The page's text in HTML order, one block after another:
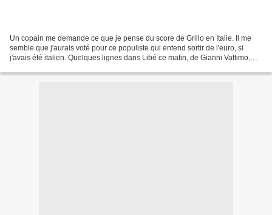
Un copain me demande ce que je pense du score de Grillo en Italie. Il me
semble que j'aurais voté pour ce populiste qui entend sortir de l'euro, si
j'avais été italien. Quelques lignes dans Libé ce matin, de Gianni Vattimo,